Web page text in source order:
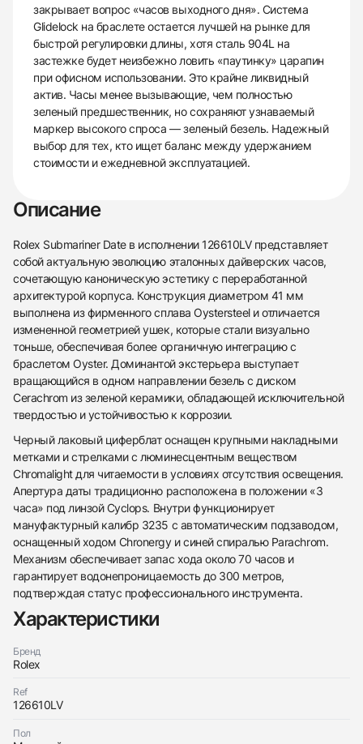
закрывает вопрос «часов выходного дня». Система
Glidelock на браслете остается лучшей на рынке для
быстрой регулировки длины, хотя сталь 904L на
застежке будет неизбежно ловить «паутинку» царапин
при офисном использовании. Это крайне ликвидный
актив. Часы менее вызывающие, чем полностью
зеленый предшественник, но сохраняют узнаваемый
маркер высокого спроса — зеленый безель. Надежный
выбор для тех, кто ищет баланс между удержанием
стоимости и ежедневной эксплуатацией.
Описание
Rolex Submariner Date в исполнении 126610LV представляет
собой актуальную эволюцию эталонных дайверских часов,
сочетающую каноническую эстетику с переработанной
архитектурой корпуса. Конструкция диаметром 41 мм
выполнена из фирменного сплава Oystersteel и отличается
измененной геометрией ушек, которые стали визуально
тоньше, обеспечивая более органичную интеграцию с
браслетом Oyster. Доминантой экстерьера выступает
вращающийся в одном направлении безель с диском
Cerachrom из зеленой керамики, обладающей исключительной
твердостью и устойчивостью к коррозии.
Черный лаковый циферблат оснащен крупными накладными
метками и стрелками с люминесцентным веществом
Chromalight для читаемости в условиях отсутствия освещения.
Апертура даты традиционно расположена в положении «3
часа» под линзой Cyclops. Внутри функционирует
мануфактурный калибр 3235 с автоматическим подзаводом,
оснащенный ходом Chronergy и синей спиралью Parachrom.
Механизм обеспечивает запас хода около 70 часов и
гарантирует водонепроницаемость до 300 метров,
подтверждая статус профессионального инструмента.
Характеристики
Бренд
Rolex
Ref
126610LV
Пол